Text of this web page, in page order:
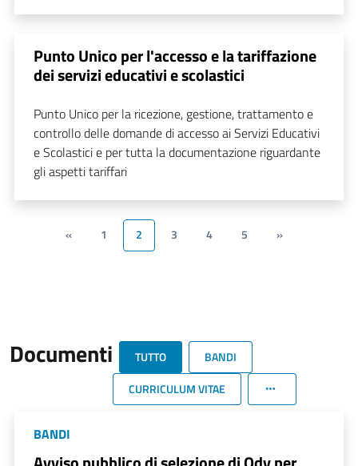
Punto Unico per l'accesso e la tariffazione
dei servizi educativi e scolastici
Punto Unico per la ricezione, gestione, trattamento e
controllo delle domande di accesso ai Servizi Educativi
e Scolastici e per tutta la documentazione riguardante
gli aspetti tariffari
« 1 2 3 4 5 »
Documenti TUTTO
BANDI
CURRICULUM VITAE
BANDI